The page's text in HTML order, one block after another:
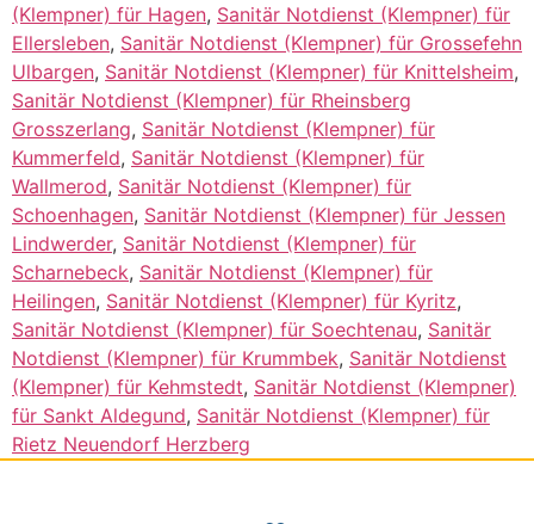
(Klempner) für Hagen, Sanitär Notdienst (Klempner) für
Ellersleben, Sanitär Notdienst (Klempner) für Grossefehn
Ulbargen, Sanitär Notdienst (Klempner) für Knittelsheim,
Sanitär Notdienst (Klempner) für Rheinsberg
Grosszerlang, Sanitär Notdienst (Klempner) für
Kummerfeld, Sanitär Notdienst (Klempner) für
Wallmerod, Sanitär Notdienst (Klempner) für
Schoenhagen, Sanitär Notdienst (Klempner) für Jessen
Lindwerder, Sanitär Notdienst (Klempner) für
Scharnebeck, Sanitär Notdienst (Klempner) für
Heilingen, Sanitär Notdienst (Klempner) für Kyritz,
Sanitär Notdienst (Klempner) für Soechtenau, Sanitär
Notdienst (Klempner) für Krummbek, Sanitär Notdienst
(Klempner) für Kehmstedt, Sanitär Notdienst (Klempner)
für Sankt Aldegund, Sanitär Notdienst (Klempner) für
Rietz Neuendorf Herzberg